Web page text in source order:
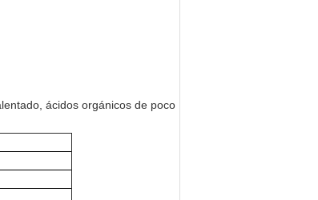
ácidos orgánicos de poco